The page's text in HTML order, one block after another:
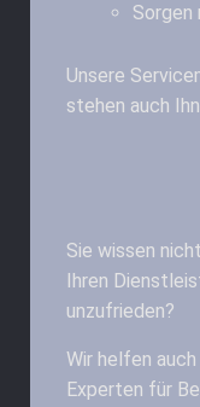
Unsere
stehen auch
Sie wissen
Ihren
unzufrieden?
Wir helfen
Experten für